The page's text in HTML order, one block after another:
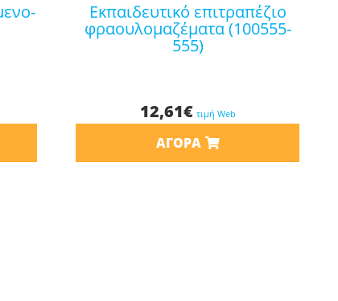
εκπαιδευτικό επιτραπέζιο
φραουλομαζέματα (100555-
555)
12,61€ τιμή Web
ΑΓΟΡΆ